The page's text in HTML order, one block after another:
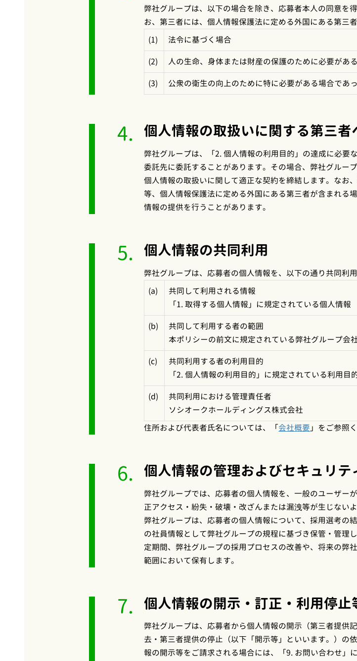
弊社グループは、以下の場合を除き、応募者本人の同意を
お、第三者には、個人情報保護法に定める外国にある第三
(1)
法令に基づく場合
(2)
人の生命、身体または財産の保護のために必要があ
(3)
公衆の衛生の向上のために特に必要がある場合であ
4. 個人情報の取扱いに関する第三者
弊社グループは、「2. 個人情報の利用目的」の達成に必
委託先に委託することがあります。その場合、弊社グルー
個人情報の取扱いに関して適正な契約を締結します。なお
等、個人情報保護法に定める外国にある第三者が含まれる
情報の提供を行うことがあります。
5. 個人情報の共同利用
弊社グループは、応募者の個人情報を、以下の通り共同利用
(a)
共同して利用される情報
「1. 取得する個人情報」に規定されている個人情報
(b)
共同して利用する者の範囲
本ポリシーの前文に規定されている弊社グループ会
(c)
共同利用する者の利用目的
「2. 個人情報の利用目的」に規定されている利用目
(d)
共同利用における管理責任者
ソシオークホールディングス株式会社
住所および代表者氏名については、「会社概要 」をご参照
6. 個人情報の管理およびセキュリテ
弊社グループでは、応募者の個人情報を、一般のユーザー
正アクセス・紛失・破壊・改ざんまたは漏洩等が生じない
弊社グループは、応募者の個人情報について、採用選考の
の社員情報として弊社グループの規程に基づき保管・管理
定期間、弊社グループの採用プロセスの改善や、将来の弊
範囲において保有します。
7. 個人情報の開示・訂正・利用停止
弊社グループは、応募者から個人情報の開示（第三者提供
去・第三者提供の停止（以下「開示等」といいます。）の
報の開示等をご請求される場合には、「9. お問い合わせ」